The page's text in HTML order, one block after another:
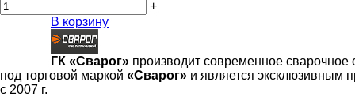
+
В корзину
ГК «Сварог» производит современное
под торговой маркой «Сварог» и является эксклюзивным
с 2007 г.